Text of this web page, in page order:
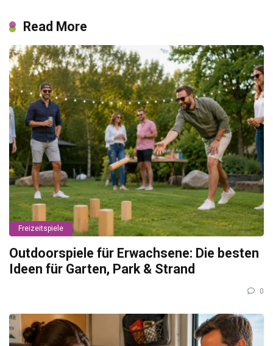
Read More
Freizeitspiele
Outdoorspiele für Erwachsene: Die besten
Ideen für Garten, Park & Strand
0